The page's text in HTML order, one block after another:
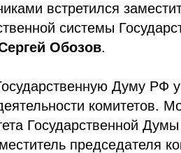
встретился
системы
Обозов.
Думу РФ
комитетов.
Государственной
председателя